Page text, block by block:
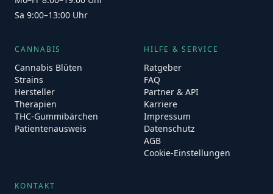
Sa 9:00–13:00 Uhr
CANNABIS
Cannabis Blüten
Strains
Hersteller
Therapien
THC-Gummibärchen
Patientenausweis
HILFE & SERVICE
Ratgeber
FAQ
Partner & API
Karriere
Impressum
Datenschutz
AGB
Cookie-Einstellungen
KONTAKT